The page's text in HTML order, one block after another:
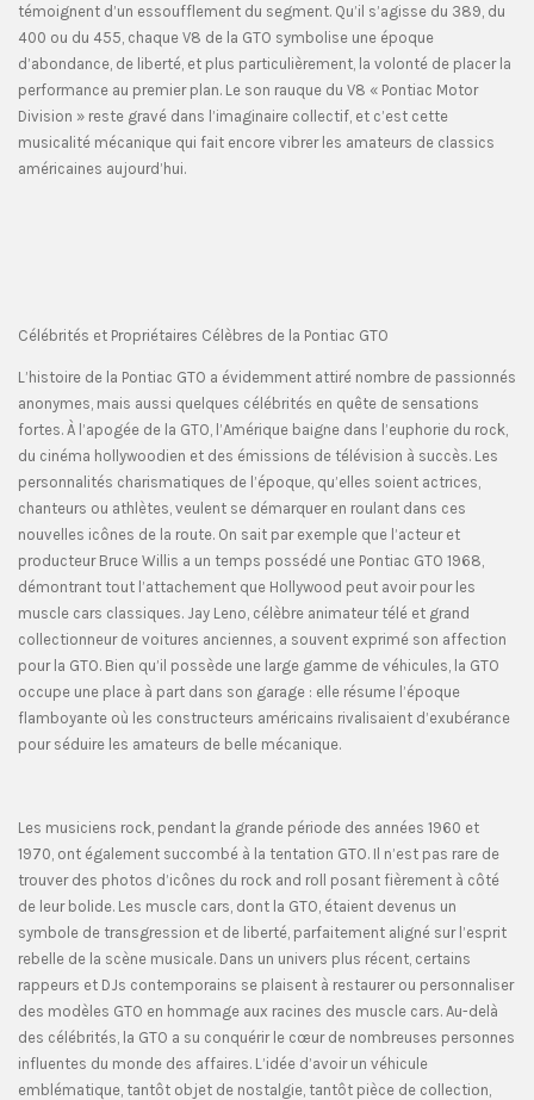
témoignent d’un essoufflement du segment. Qu’il s’agisse du 389, du
400 ou du 455, chaque V8 de la GTO symbolise une époque
d’abondance, de liberté, et plus particulièrement, la volonté de placer la
performance au premier plan. Le son rauque du V8 « Pontiac Motor
Division » reste gravé dans l’imaginaire collectif, et c’est cette
musicalité mécanique qui fait encore vibrer les amateurs de classics
américaines aujourd’hui.
Célébrités et Propriétaires Célèbres de la Pontiac GTO
L’histoire de la Pontiac GTO a évidemment attiré nombre de passionnés
anonymes, mais aussi quelques célébrités en quête de sensations
fortes. À l’apogée de la GTO, l’Amérique baigne dans l’euphorie du rock,
du cinéma hollywoodien et des émissions de télévision à succès. Les
personnalités charismatiques de l’époque, qu’elles soient actrices,
chanteurs ou athlètes, veulent se démarquer en roulant dans ces
nouvelles icônes de la route. On sait par exemple que l’acteur et
producteur Bruce Willis a un temps possédé une Pontiac GTO 1968,
démontrant tout l’attachement que Hollywood peut avoir pour les
muscle cars classiques. Jay Leno, célèbre animateur télé et grand
collectionneur de voitures anciennes, a souvent exprimé son affection
pour la GTO. Bien qu’il possède une large gamme de véhicules, la GTO
occupe une place à part dans son garage : elle résume l’époque
flamboyante où les constructeurs américains rivalisaient d’exubérance
pour séduire les amateurs de belle mécanique.
Les musiciens rock, pendant la grande période des années 1960 et
1970, ont également succombé à la tentation GTO. Il n’est pas rare de
trouver des photos d’icônes du rock and roll posant fièrement à côté
de leur bolide. Les muscle cars, dont la GTO, étaient devenus un
symbole de transgression et de liberté, parfaitement aligné sur l’esprit
rebelle de la scène musicale. Dans un univers plus récent, certains
rappeurs et DJs contemporains se plaisent à restaurer ou personnaliser
des modèles GTO en hommage aux racines des muscle cars. Au-delà
des célébrités, la GTO a su conquérir le cœur de nombreuses personnes
influentes du monde des affaires. L’idée d’avoir un véhicule
emblématique, tantôt objet de nostalgie, tantôt pièce de collection,